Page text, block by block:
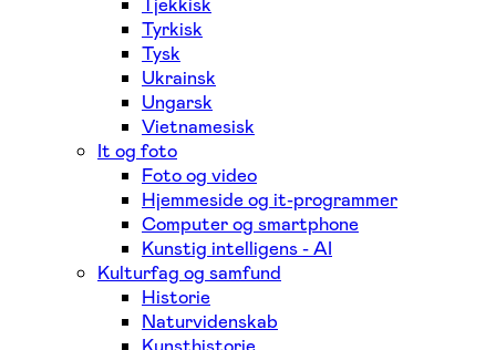
Tyrkisk
Tysk
Ukrainsk
Ungarsk
Vietnamesisk
It og foto
Foto og video
Hjemmeside og it-programmer
Computer og smartphone
Kunstig intelligens - AI
Kulturfag og samfund
Historie
Naturvidenskab